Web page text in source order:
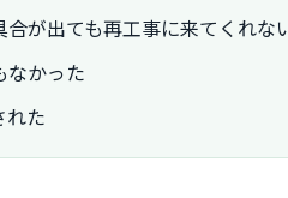
が出ても再工事に来てくれな
なかった
れた